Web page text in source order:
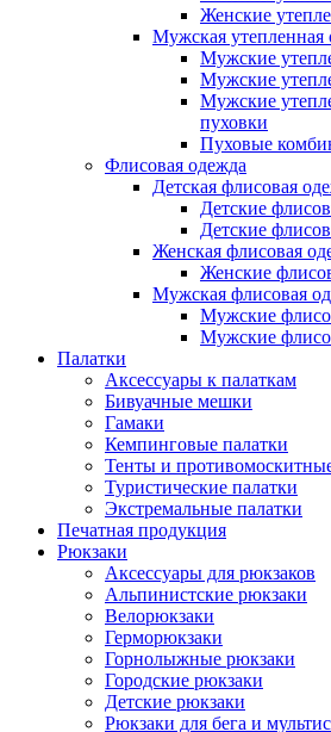
Женские
Мужская утепленная
Мужские
Мужские
Мужские
пуховки
Пуховые
Флисовая одежда
Детская флисовая
Детские
Детские
Женская флисовая
Женские
Мужская флисовая
Мужские
Мужские
Палатки
Аксессуары к палаткам
Бивуачные мешки
Гамаки
Кемпинговые палатки
Тенты и
Туристические палатки
Экстремальные палатки
Печатная продукция
Рюкзаки
Аксессуары для рюкзаков
Альпинистские рюкзаки
Велорюкзаки
Герморюкзаки
Горнолыжные рюкзаки
Городские рюкзаки
Детские рюкзаки
Рюкзаки для бега и